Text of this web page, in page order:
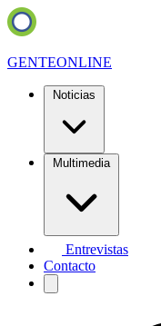
GENTEONLINE
Noticias
Multimedia
Entrevistas
Contacto